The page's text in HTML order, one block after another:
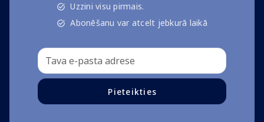
Uzzini visu pirmais.
Abonēšanu var atcelt jebkurā laikā
Pieteikties